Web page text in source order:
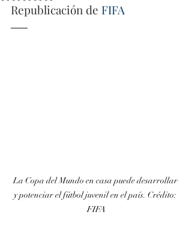
Republicación de FIFA
La Copa del Mundo en casa puede desarrollar
y potenciar el fútbol juvenil en el país. Crédito:
FIFA